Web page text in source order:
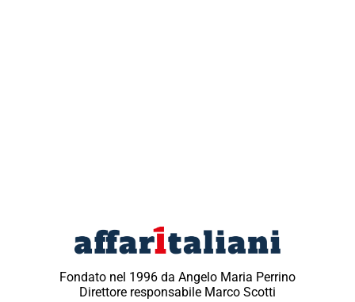
Fondato nel 1996 da Angelo Maria Perrino
Direttore responsabile Marco Scotti